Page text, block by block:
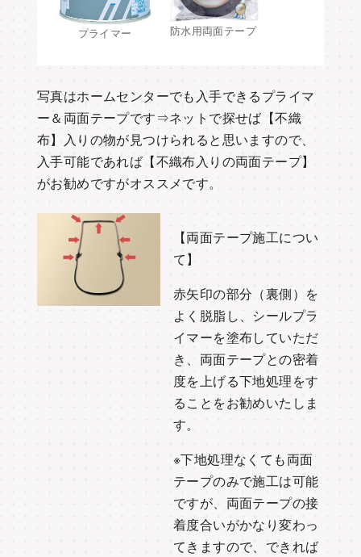
プライマー 防水用両面テープ
写真はホームセンターでも入手できるプライマ
ー＆両面テープです⇒ネットで探せば【不織
布】入りの物が見つけられると思いますので、
入手可能であれば【不織布入りの両面テープ】
がお勧めですがオススメです。
【両面テープ施工につい
て】
赤矢印の部分（裏側）を
よく脱脂し、シールプラ
イマーを塗布していただ
き、両面テープとの密着
度を上げる下地処理をす
ることをお勧めいたしま
す。
※下地処理なくても両面
テープのみで施工は可能
ですが、両面テープの接
着度合いがかなり変わっ
てきますので、できれば